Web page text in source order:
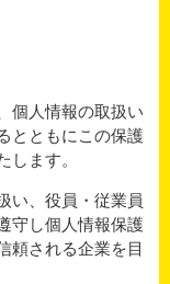
個人情報の取扱い
とともにこの保護
ます。
い、役員・従業員
守し個人情報保護
頼される企業を目